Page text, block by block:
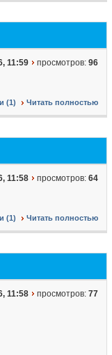
11:59 просмотров: 96
(1) Читать полностью
11:58 просмотров: 64
(1) Читать полностью
11:58 просмотров: 77